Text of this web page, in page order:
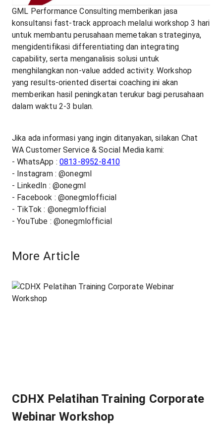
GML Performance Consulting memberikan jasa
konsultansi fast-track approach melalui workshop 3 hari
untuk membantu perusahaan memetakan strateginya,
mengidentifikasi differentiating dan integrating
capability, serta menganalisis solusi untuk
menghilangkan non-value added activity. Workshop
yang results-oriented disertai coaching ini akan
memberikan hasil peningkatan terukur bagi perusahaan
dalam waktu 2-3 bulan.
Jika ada informasi yang ingin ditanyakan, silakan Chat
WA Customer Service & Social Media kami:
- WhatsApp : 0813-8952-8410
- Instagram : @onegml
- LinkedIn : @onegml
- Facebook : @onegmlofficial
- TikTok : @onegmlofficial
- YouTube : @onegmlofficial
More Article
CDHX Pelatihan Training Corporate
Webinar Workshop